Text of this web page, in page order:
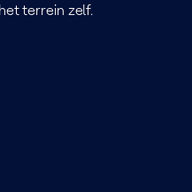
terrein zelf.